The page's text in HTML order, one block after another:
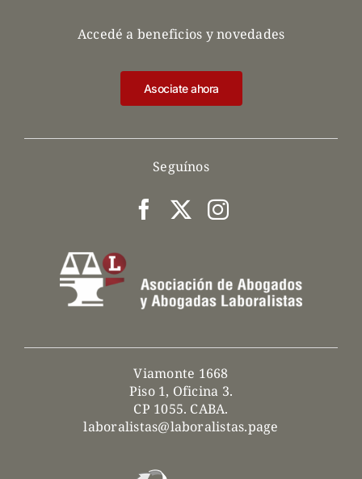
Viamonte 1668
Piso 1, Oficina 3.
CP 1055. CABA.
laboralistas@laboralistas.page
Seguínos
Accedé a beneficios y novedades
Asociate ahora